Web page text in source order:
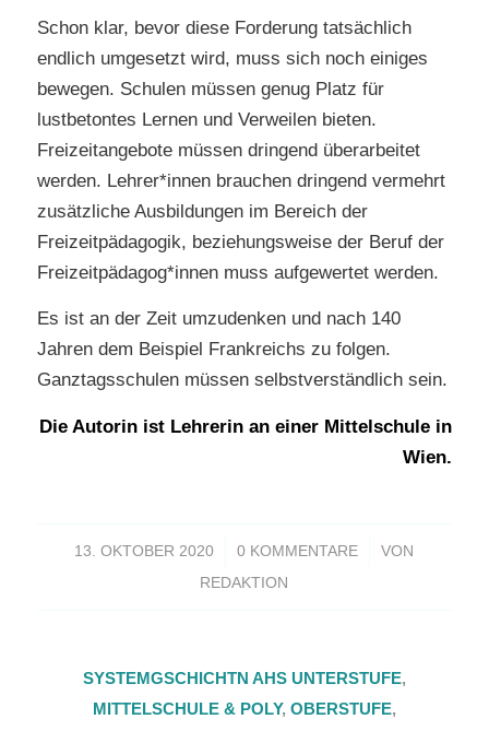
Schon klar, bevor diese Forderung tatsächlich
endlich umgesetzt wird, muss sich noch einiges
bewegen. Schulen müssen genug Platz für
lustbetontes Lernen und Verweilen bieten.
Freizeitangebote müssen dringend überarbeitet
werden. Lehrer*innen brauchen dringend vermehrt
zusätzliche Ausbildungen im Bereich der
Freizeitpädagogik, beziehungsweise der Beruf der
Freizeitpädagog*innen muss aufgewertet werden.
Es ist an der Zeit umzudenken und nach 140
Jahren dem Beispiel Frankreichs zu folgen.
Ganztagsschulen müssen selbstverständlich sein.
Die Autorin ist Lehrerin an einer Mittelschule in
Wien.
13. OKTOBER 2020
/ 0 KOMMENTARE
/
VON
REDAKTION
SYSTEMGSCHICHTN AHS UNTERSTUFE,
MITTELSCHULE & POLY, OBERSTUFE,